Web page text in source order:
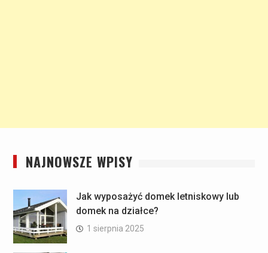
NAJNOWSZE WPISY
Jak wyposażyć domek letniskowy lub
domek na działce?
1 sierpnia 2025